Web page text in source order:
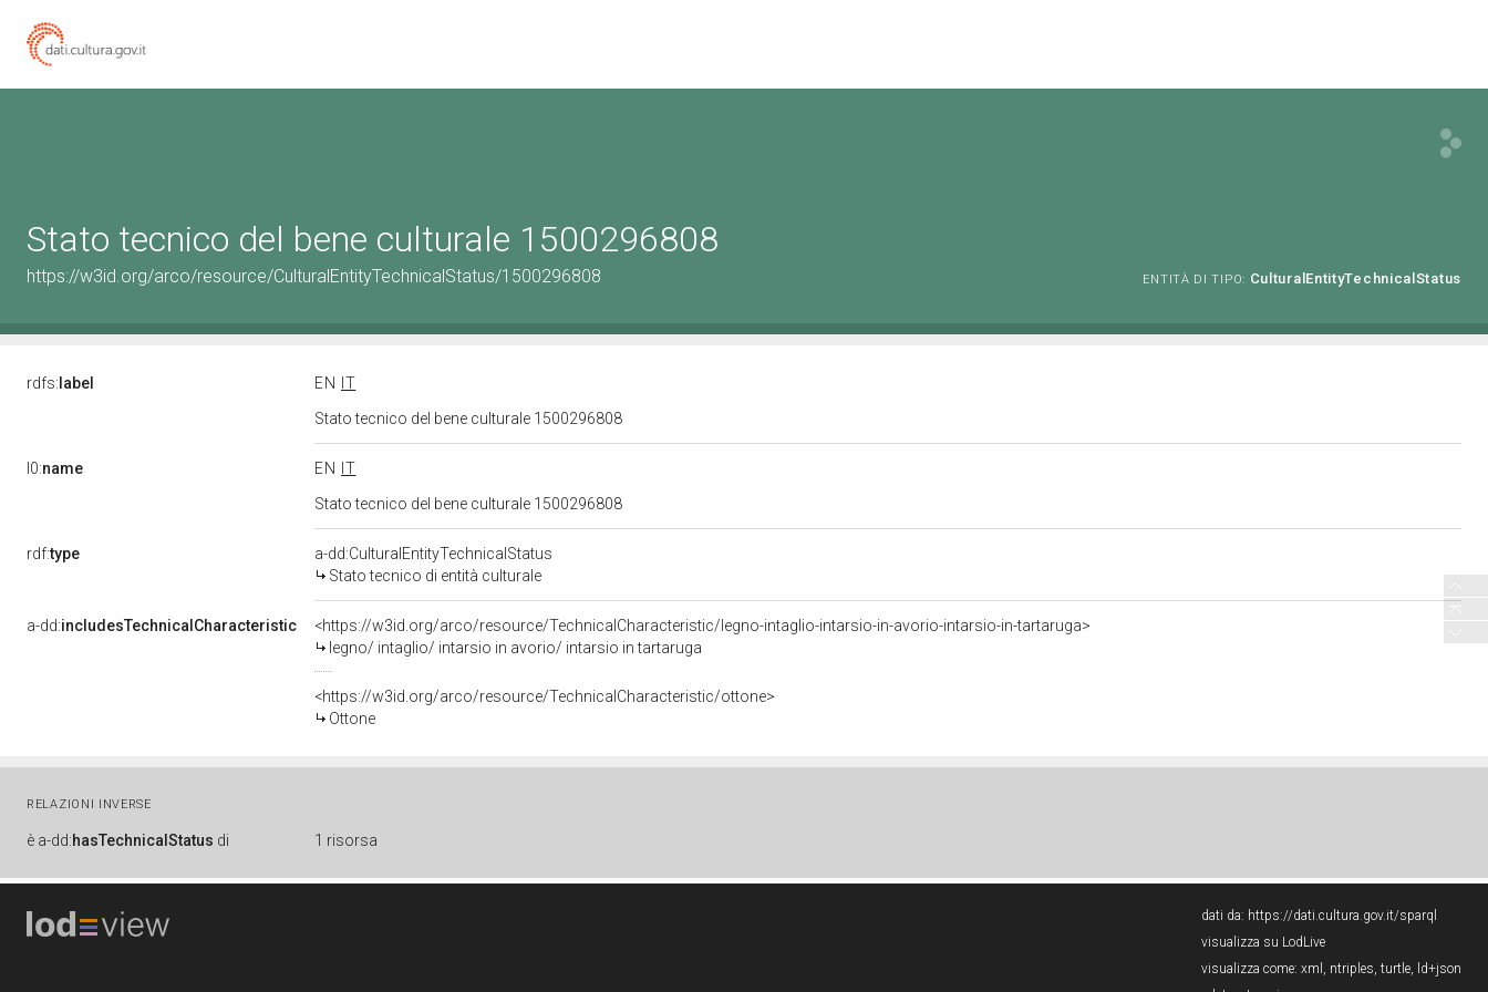
Stato tecnico del bene culturale 1500296808
https://w3id.org/arco/resource/CulturalEntityTechnicalStatus/1500296808 ENTITÀ DI TIPO: CulturalEntityTechnicalStatus
rdfs: label EN
IT
Stato tecnico del bene culturale 1500296808
l0:name EN
IT
Stato tecnico del bene culturale 1500296808
rdf:type
a-dd:CulturalEntityTechnicalStatus
Stato tecnico di entità culturale
a-dd:includesTechnicalCharacteristic
<https://w3id.org/arco/resource/TechnicalCharacteristic/legno-intaglio-intarsio-in-avorio-intarsio-in-tartaruga>
legno/ intaglio/ intarsio in avorio/ intarsio in tartaruga
<https://w3id.org/arco/resource/TechnicalCharacteristic/ottone>
Ottone
RELAZIONI INVERSE
è a-dd:hasTechnicalStatus di 1 risorsa
dati da: https://dati.cultura.gov.it/sparql
visualizza su LodLive
visualizza come: xml , ntriples, turtle, ld+json